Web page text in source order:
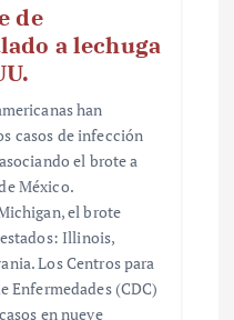
de
a lechuga
han
casos de infección
el brote a
México.
el brote
Illinois,
Los Centros para
Enfermedades (CDC)
en nueve